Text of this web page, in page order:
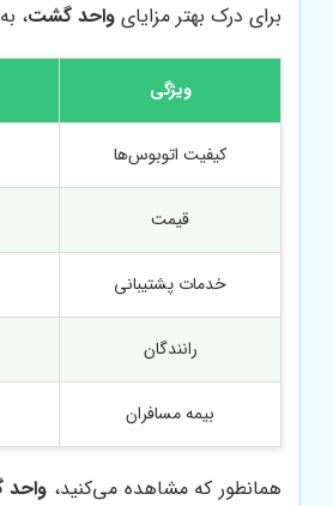
برای درک بهتر مزایای واحد گشت،
ویژگی
کیفیت اتوبوس‌ها
قیمت
خدمات پشتیبانی
رانندگان
بیمه مسافران
همانطور که مشاهده می‌کنید،